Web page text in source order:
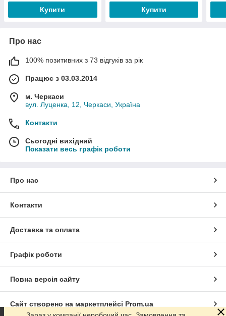
Купити Купити
Про нас
100% позитивних з 73 відгуків за рік
Працює з 03.03.2014
м. Черкаси
вул. Луценка, 12, Черкаси, Україна
Контакти
Сьогодні вихідний
Показати весь графік роботи
Про нас
Контакти
Доставка та оплата
Графік роботи
Повна версія сайту
Сайт створено на маркетплейсі Prom.ua